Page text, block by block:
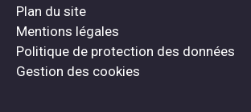
Plan du site
Mentions légales
Politique de protection des données
Gestion des cookies